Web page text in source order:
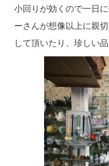
小回りが効くので一日
ーさんが想像以上に親
して頂いたり、珍しい